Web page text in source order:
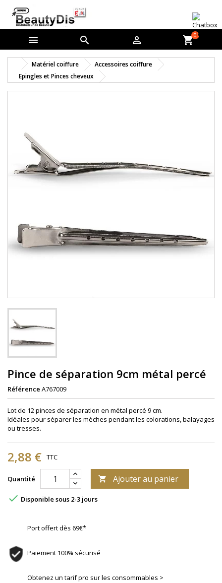
   shopping_cart0
Matériel coiffure
Accessoires coiffure
Epingles et Pinces cheveux
Pince de séparation 9cm métal percé
Référence A767009
Lot de 12 pinces de séparation en métal percé 9 cm.
Idéales pour séparer les mèches pendant les colorations, balayages
ou tresses.
2,88 € TTC
Quantité  Ajouter au panier
 Disponible sous 2-3 jours
Port offert dès 69€*
Paiement 100% sécurisé
Obtenez un tarif pro sur les consommables >